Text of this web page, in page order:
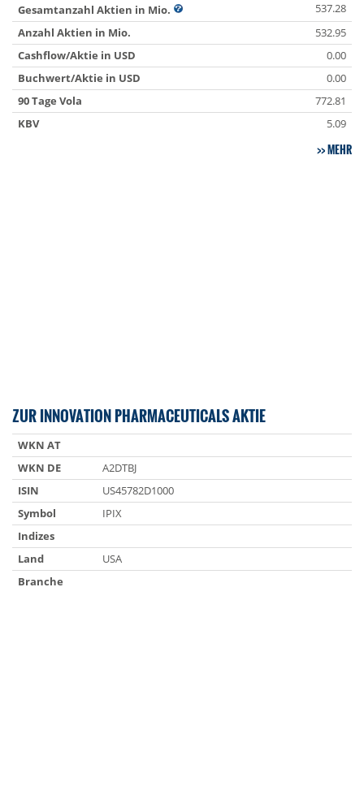
Gesamtanzahl Aktien in Mio.
537.28
Anzahl Aktien in Mio.
532.95
Cashflow/Aktie in USD
0.00
Buchwert/Aktie in USD
0.00
90 Tage Vola
772.81
KBV
5.09
MEHR
ZUR INNOVATION PHARMACEUTICALS AKTIE
WKN AT
WKN DE
A2DTBJ
ISIN
US45782D1000
Symbol
IPIX
Indizes
Land
USA
Branche